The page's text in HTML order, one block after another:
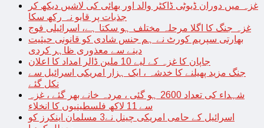
غزہ میں دوران ڈیوٹی ڈاکٹر والد اور بھائی کی لاشیں دیکھ کر
جذبات پر قابو نہ رکھ سکا
غزہ جنگ کا اگلا مرحلہ مختلف ہو سکتا ہے، اسرائیلی فوج
بھارتی سپریم کورٹ نے ہم جنس شادی کو قانونی حیثیت
دینے سے معذوری ظاہر کردی
جاپان کا غزہ کے لیے 10 ملین ڈالر امداد کا اعلان
جنگ مزید پھیلنے کا خدشہ ، ایک ہزار امریکی اسرائیل سے
نکل گئے
شہداء کی تعداد 2600 ہو گئی ، مردہ خانے بھر گئے ، غزہ
سے 11 لاکھ فلسطینیوں کا انخلاء
اسرائیل کے حامی امریکی چینل نے3 مسلمان اینکرز کو